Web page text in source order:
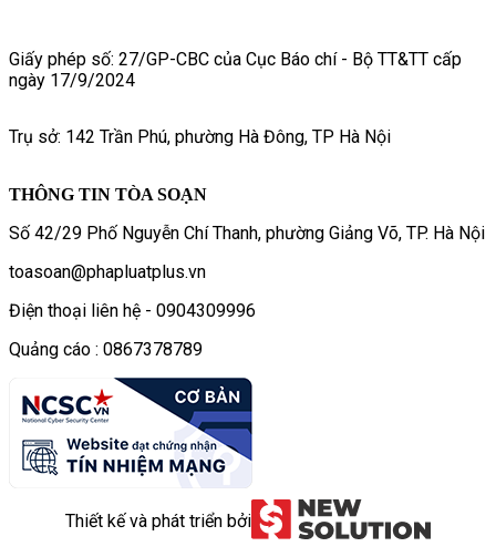
Giấy phép số: 27/GP-CBC của Cục Báo chí - Bộ TT&TT cấp
ngày 17/9/2024
Trụ sở: 142 Trần Phú, phường Hà Đông, TP Hà Nội
THÔNG TIN TÒA SOẠN
Số 42/29 Phố Nguyễn Chí Thanh, phường Giảng Võ, TP. Hà Nội
toasoan@phapluatplus.vn
Điện thoại liên hệ - 0904309996
Quảng cáo : 0867378789
Thiết kế và phát triển bởi